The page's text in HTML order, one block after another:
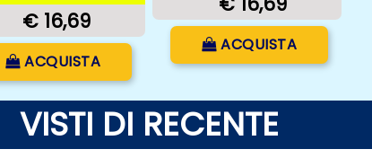
€ 16,69
Quantità
ACQUISTA
Quantità
ACQUISTA
VISTI DI RECENTE